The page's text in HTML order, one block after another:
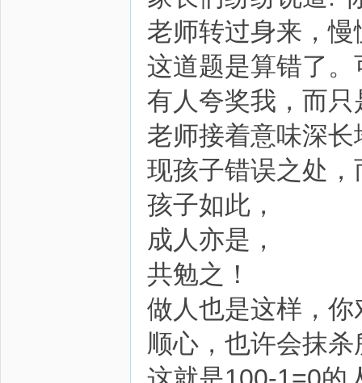
老师转过身来，
这道题是算错了
有人夸奖我，而只
老师接着意味深
现孩子错误之处
孩子如此，
成人亦是，
共勉之！
做人也是这样，
顺心，也许会抹杀